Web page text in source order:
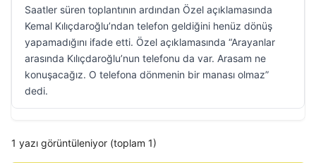
Saatler süren toplantının ardından Özel açıklamasında
Kemal Kılıçdaroğlu’ndan telefon geldiğini henüz dönüş
yapamadığını ifade etti. Özel açıklamasında “Arayanlar
arasında Kılıçdaroğlu’nun telefonu da var. Arasam ne
konuşacağız. O telefona dönmenin bir manası olmaz”
dedi.
1 yazı görüntüleniyor (toplam 1)